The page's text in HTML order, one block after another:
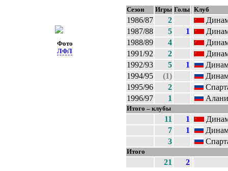
Фото
ЛФЛ
Сезон Игры Голы Клуб
1986/87 2
1987/88
5 1
1988/89
4
1991/92
2
1992/93
5 1
1994/95
(1)
1995/96
2
1996/97
1
Итого – клубы
11 1
7
1
3
Итого
21 2